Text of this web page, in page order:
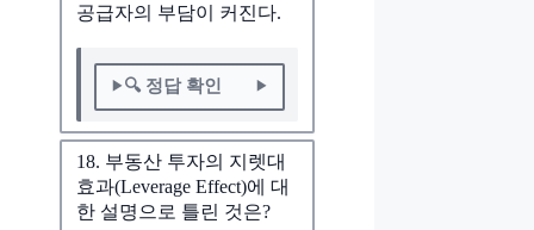
공급자의 부담이 커진다.
🔍 정답 확인
18. 부동산 투자의 지렛대
효과(Leverage Effect)에 대
한 설명으로 틀린 것은?